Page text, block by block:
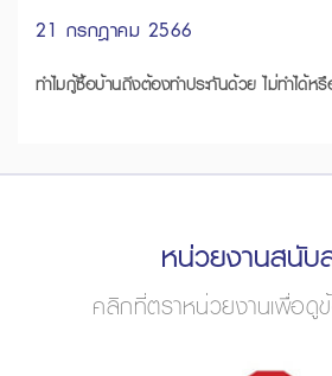
21 กรกฎาคม 2566
ทำไมกู้ซื้อบ้านถึงต้องทำประกันด้วย
หน่วยงานสนับ
คลิกที่ตราหน่วยงานเพื่อดู